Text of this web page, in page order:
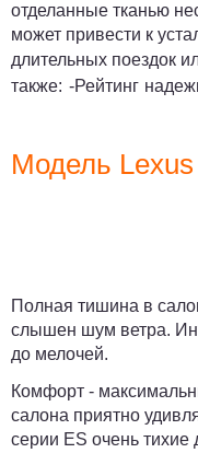
отделанные тканью
может привести к
длительных поездок
также: -Рейтинг
Модель
Полная тишина в
слышен шум ветра.
до мелочей.
Комфорт -
салона приятно
серии ES очень тихие